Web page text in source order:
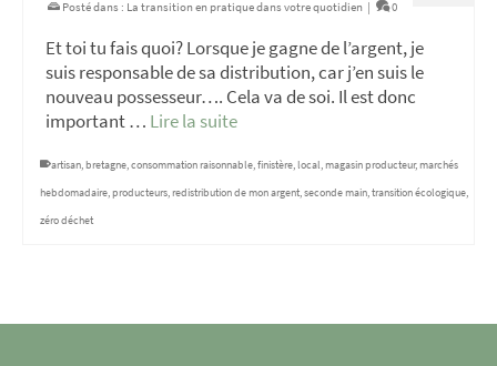
Posté dans : La transition en pratique dans votre quotidien | 0
Et toi tu fais quoi? Lorsque je gagne de l’argent, je
suis responsable de sa distribution, car j’en suis le
nouveau possesseur…. Cela va de soi. Il est donc
important … Lire la suite
artisan,bretagne,consommation raisonnable,finistère,local,magasin producteur,marchés
hebdomadaire,producteurs,redistribution de mon argent,seconde main,transition écologique,
zéro déchet